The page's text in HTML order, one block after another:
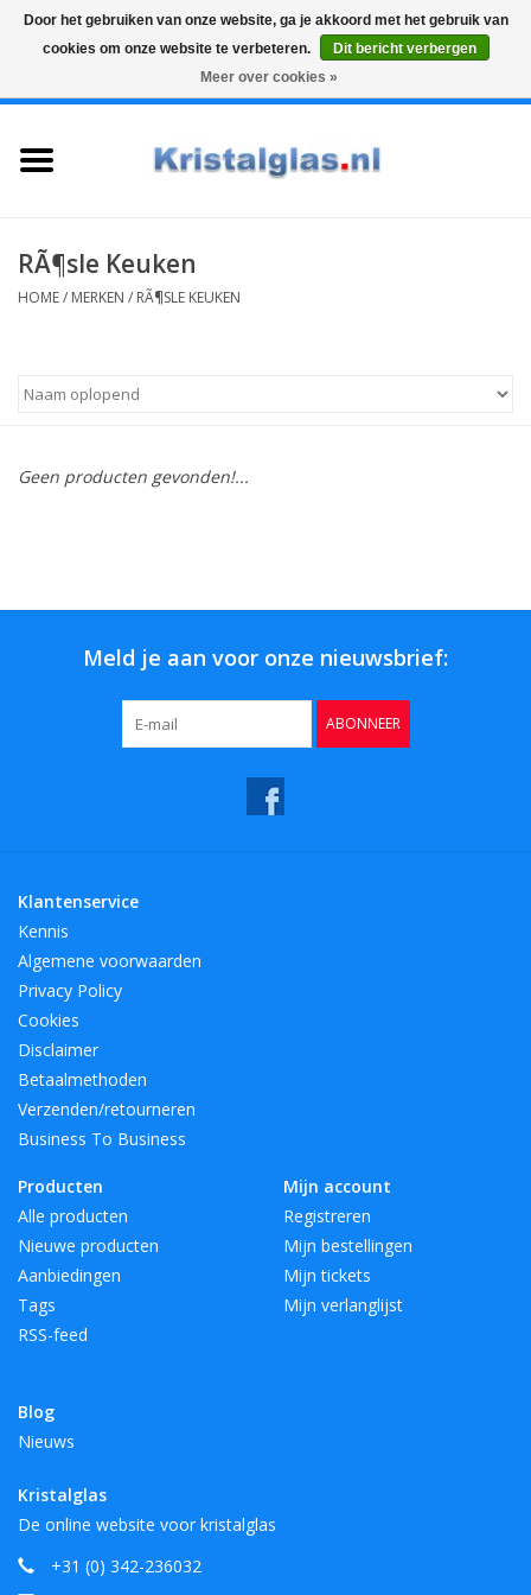
Graveren
Karaffen
RÃ¶sle Keuken
HOME/ MERKEN / RÃ¶SLE KEUKEN
Geen producten gevonden!...
Meld je aan voor onze nieuwsbrief:
ABONNEER
Klantenservice
Kennis
Algemene voorwaarden
Privacy Policy
Cookies
Disclaimer
Betaalmethoden
Verzenden/retourneren
Business To Business
Producten
Alle producten
Nieuwe producten
Aanbiedingen
Tags
RSS-feed
Blog
Nieuws
Mijn account
Registreren
Mijn bestellingen
Mijn tickets
Mijn verlanglijst
Kristalglas
De online website voor kristalglas
+31 (0) 342-236032
Door het gebruiken van onze website, ga je akkoord met het gebruik van
cookies om onze website te verbeteren.
Dit bericht verbergen
Meer over cookies »